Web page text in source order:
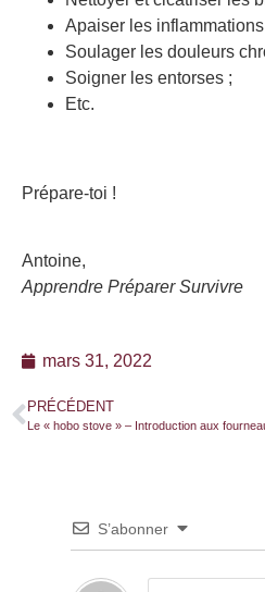
Apaiser les
Soulager les douleurs
Soigner les entorses ;
Etc.
Prépare-toi !
Antoine,
Apprendre Préparer Survivre
mars 31, 2022
PRÉCÉDENT
Le « hobo stove » – Introduction aux
S’abonner